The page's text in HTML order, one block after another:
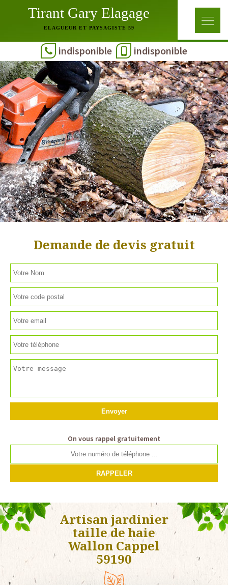
Tirant Gary Elagage
ELAGUEUR ET PAYSAGISTE 59
indisponible indisponible
Demande de devis gratuit
On vous rappel gratuitement
Artisan jardinier
taille de haie
Wallon Cappel
59190